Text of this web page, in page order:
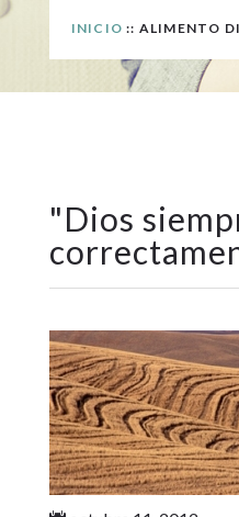
INICIO :: ALIMENTO
"Dios